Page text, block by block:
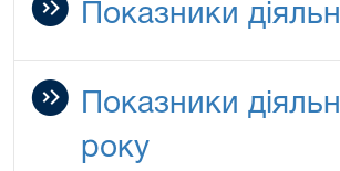
Показники
Показники
року